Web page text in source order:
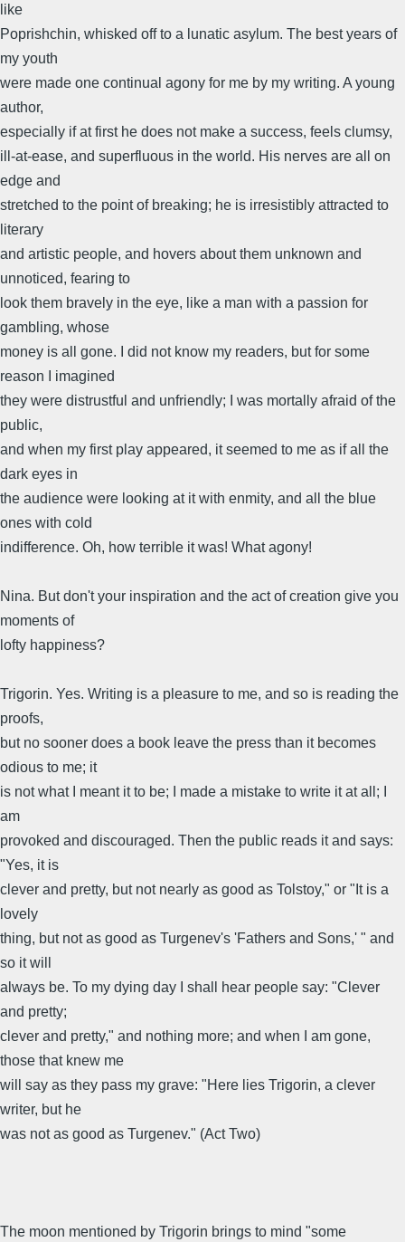
like
Poprishchin, whisked off to a lunatic asylum. The best years of
my youth
were made one continual agony for me by my writing. A young
author,
especially if at first he does not make a success, feels clumsy,
ill-at-ease, and superfluous in the world. His nerves are all on
edge and
stretched to the point of breaking; he is irresistibly attracted to
literary
and artistic people, and hovers about them unknown and
unnoticed, fearing to
look them bravely in the eye, like a man with a passion for
gambling, whose
money is all gone. I did not know my readers, but for some
reason I imagined
they were distrustful and unfriendly; I was mortally afraid of the
public,
and when my first play appeared, it seemed to me as if all the
dark eyes in
the audience were looking at it with enmity, and all the blue
ones with cold
indifference. Oh, how terrible it was! What agony!
Nina. But don't your inspiration and the act of creation give you
moments of
lofty happiness?
Trigorin. Yes. Writing is a pleasure to me, and so is reading the
proofs,
but no sooner does a book leave the press than it becomes
odious to me; it
is not what I meant it to be; I made a mistake to write it at all; I
am
provoked and discouraged. Then the public reads it and says:
"Yes, it is
clever and pretty, but not nearly as good as Tolstoy," or "It is a
lovely
thing, but not as good as Turgenev's 'Fathers and Sons,' " and
so it will
always be. To my dying day I shall hear people say: "Clever
and pretty;
clever and pretty," and nothing more; and when I am gone,
those that knew me
will say as they pass my grave: "Here lies Trigorin, a clever
writer, but he
was not as good as Turgenev." (Act Two)
The moon mentioned by Trigorin brings to mind "some